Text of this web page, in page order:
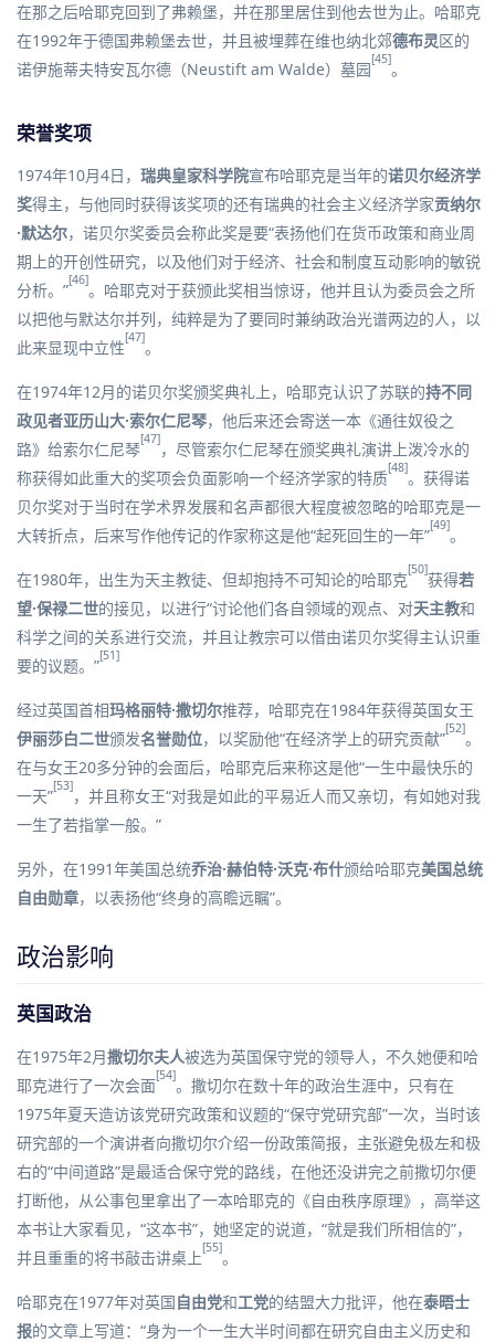
在那之后哈耶克回到了弗赖堡，并在那里居住到他去世为止。哈耶克
在1992年于德国弗赖堡去世，并且被埋葬在维也纳北郊德布灵区的
诺伊施蒂夫特安瓦尔德（Neustift am Walde）墓园[45]。
荣誉奖项
1974年10月4日， 瑞典皇家科学院宣布哈耶克是当年的诺贝尔经济学
奖得主，与他同时获得该奖项的还有瑞典的社会主义经济学家贡纳尔
·默达尔，诺贝尔奖委员会称此奖是要“表扬他们在货币政策和商业周
期上的开创性研究，以及他们对于经济、社会和制度互动影响的敏锐
分析。”[46]。哈耶克对于获颁此奖相当惊讶，他并且认为委员会之所
以把他与默达尔并列，纯粹是为了要同时兼纳政治光谱两边的人，以
此来显现中立性[47]。
在1974年12月的诺贝尔奖颁奖典礼上，哈耶克认识了苏联的持不同
政见者亚历山大·索尔仁尼琴，他后来还会寄送一本《通往奴役之
路》给索尔仁尼琴[47]，尽管索尔仁尼琴在颁奖典礼演讲上泼冷水的
称获得如此重大的奖项会负面影响一个经济学家的特质[48]。获得诺
贝尔奖对于当时在学术界发展和名声都很大程度被忽略的哈耶克是一
大转折点，后来写作他传记的作家称这是他“起死回生的一年”[49]。
在1980年，出生为天主教徒、但却抱持不可知论的哈耶克[50]获得若
望·保禄二世的接见，以进行“讨论他们各自领域的观点、对天主教和
科学之间的关系进行交流，并且让教宗可以借由诺贝尔奖得主认识重
要的议题。”[51]
经过英国首相玛格丽特·撒切尔推荐，哈耶克在1984年获得英国女王
伊丽莎白二世颁发名誉勋位，以奖励他“在经济学上的研究贡献”[52]。
在与女王20多分钟的会面后，哈耶克后来称这是他“一生中最快乐的
一天”[53]，并且称女王“对我是如此的平易近人而又亲切，有如她对我
一生了若指掌一般。”
另外，在1991年美国总统乔治·赫伯特·沃克·布什颁给哈耶克美国总统
自由勋章，以表扬他“终身的高瞻远瞩”。
政治影响
英国政治
在1975年2月撒切尔夫人被选为英国保守党的领导人，不久她便和哈
耶克进行了一次会面[54]。撒切尔在数十年的政治生涯中，只有在
1975年夏天造访该党研究政策和议题的“保守党研究部”一次，当时该
研究部的一个演讲者向撒切尔介绍一份政策简报，主张避免极左和极
右的“中间道路”是最适合保守党的路线，在他还没讲完之前撒切尔便
打断他，从公事包里拿出了一本哈耶克的《自由秩序原理》，高举这
本书让大家看见，“这本书”，她坚定的说道，“就是我们所相信的”，
并且重重的将书敲击讲桌上[55]。
哈耶克在1977年对英国自由党和工党的结盟大力批评，他在泰晤士
报的文章上写道：“身为一个一生大半时间都在研究自由主义历史和